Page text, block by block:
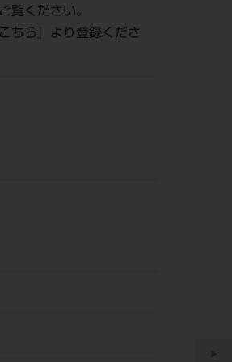
覧ください。
こちら
』より登録くださ